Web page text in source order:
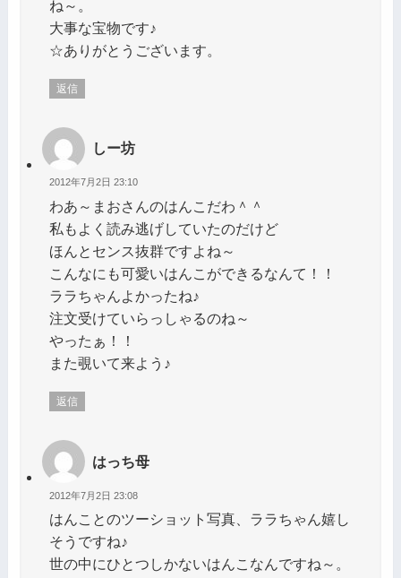
ね～。
大事な宝物です♪
☆ありがとうございます。
返信
しー坊
2012年7月2日 23:10
わあ～まおさんのはんこだわ＾＾
私もよく読み逃げしていたのだけど
ほんとセンス抜群ですよね～
こんなにも可愛いはんこができるなんて！！
ララちゃんよかったね♪
注文受けていらっしゃるのね～
やったぁ！！
また覗いて来よう♪
返信
はっち母
2012年7月2日 23:08
はんことのツーショット写真、ララちゃん嬉し
そうですね♪
世の中にひとつしかないはんこなんですね～。